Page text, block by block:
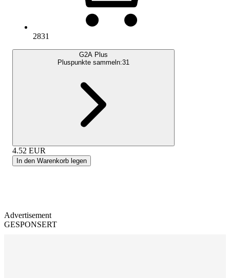
2831
G2A Plus
Pluspunkte sammeln:31
4.52 EUR
In den Warenkorb legen
Advertisement
GESPONSERT